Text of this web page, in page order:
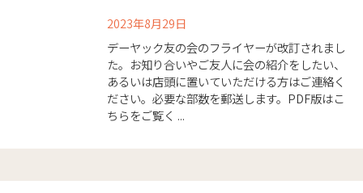
2023年8月29日
デーヤック友の会のフライヤーが改訂されまし
た。お知り合いやご友人に会の紹介をしたい、
あるいは店頭に置いていただける方はご連絡く
ださい。必要な部数を郵送します。PDF版はこ
ちらをご覧く ...